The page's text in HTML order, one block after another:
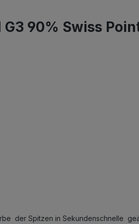
90% Swiss
der Spitzen in Sekundenschnelle